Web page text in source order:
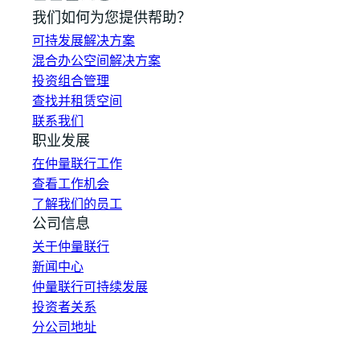
我们如何为您提供帮助？
可持发展解决方案
混合办公空间解决方案
投资组合管理
查找并租赁空间
联系我们
职业发展
在仲量联行工作
查看工作机会
了解我们的员工
公司信息
关于仲量联行
新闻中心
仲量联行可持续发展
投资者关系
分公司地址